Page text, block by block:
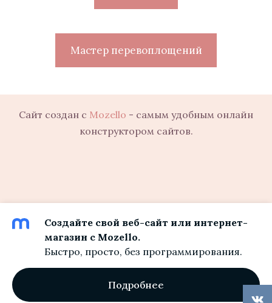
Мастер перевоплощений
Сайт создан с Mozello - самым удобным онлайн
конструктором сайтов.
Создайте свой веб-сайт или интернет-
магазин с Mozello.
Быстро, просто, без программирования.
Подробнее